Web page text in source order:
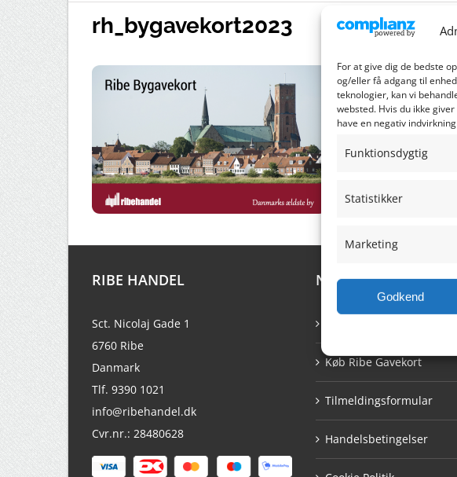
For at give dig de bedste
og/eller få adgang til
teknologier, kan vi
websted. Hvis du ikke
have en negativ
Funktionsdygtig
Statistikker
Marketing
Godkend
rh_bygavekort2023
RIBE HANDEL
Sct. Nicolaj Gade 1
6760 Ribe
Danmark
Tlf. 9390 1021
info@ribehandel.dk
Cvr.nr.: 28480628
NAVIGATION
Køb Ribe Gavekort
Tilmeldingsformular
Handelsbetingelser